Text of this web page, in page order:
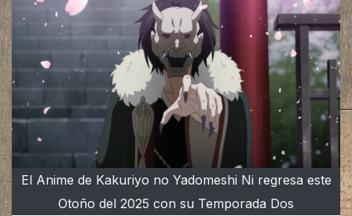
El Anime de Kakuriyo no Yadomeshi Ni regresa este
Otoño del 2025 con su Temporada Dos